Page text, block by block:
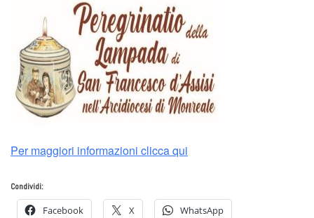
Per maggiori informazioni clicca qui
Condividi:
Facebook X WhatsApp